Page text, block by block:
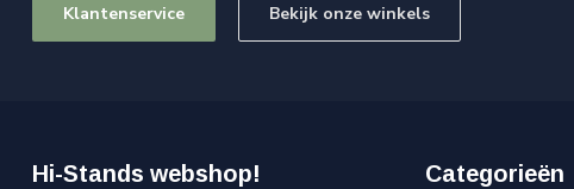
Klantenservice Bekijk onze winkels
Hi-Stands webshop! Categorieën